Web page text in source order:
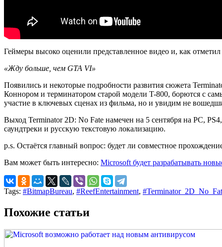
Геймеры высоко оценили представленное видео и, как
«Жду больше, чем GTA VI»
Появились и некоторые подробности развития сюжета
Коннором и терминатором старой модели T-800, борются с
участие в ключевых сценах из фильма, но и увидим не
Выход Terminator 2D: No Fate намечен на 5 сентября на PC,
саундтреки и русскую текстовую локализацию.
p.s. Остаётся главный вопрос: будет ли совместное
Вам может быть интересно: Microsoft будет разрабатывать
Tags: #BitmapBureau, #ReefEntertainment,
Похожие статьи